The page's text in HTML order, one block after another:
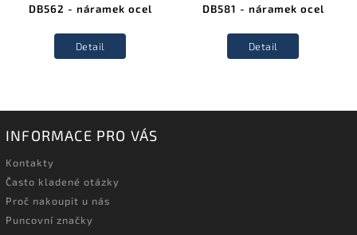
DB562 - náramek ocel
Detail
DB581 - náramek ocel
Detail
INFORMACE PRO VÁS
Kontakty
Často kladené otázky
Proč nakoupit u nás
Puncovní značky